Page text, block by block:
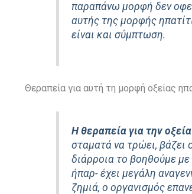
παραπάνω μορφή δεν
αυτής της μορφής
είναι και σύμπτωση.
Θεραπεία για αυτή τη μορφή οξείας
Η θεραπεία για την
σταματά να τρώει, βάζει
διάρροια το βοηθούμε
ήπαρ- έχει μεγάλη
ζημιά, o oργανισμός